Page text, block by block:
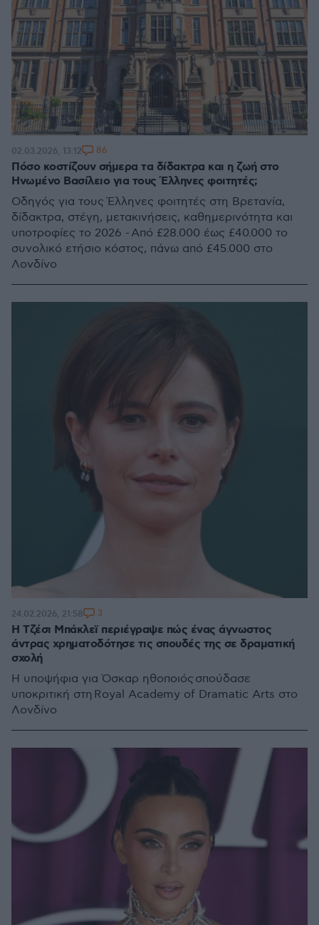
Πόσο κοστίζουν σήμερα τα δίδακτρα και η ζωή στο
Ηνωμένο Βασίλειο για τους Έλληνες φοιτητές;
Οδηγός για τους Έλληνες φοιτητές στη Βρετανία,
δίδακτρα, στέγη, μετακινήσεις, καθημερινότητα και
υποτροφίες το 2026 - Από £28.000 έως £40.000 το
συνολικό ετήσιο κόστος, πάνω από £45.000 στο
Λονδίνο
02.03.2026, 13:12 86
Η Τζέσι Μπάκλεϊ περιέγραψε πώς ένας άγνωστος
άντρας χρηματοδότησε τις σπουδές της σε δραματική
σχολή
Η υποψήφια για Όσκαρ ηθοποιός σπούδασε
υποκριτική στη Royal Academy of Dramatic Arts στο
Λονδίνο
24.02.2026, 21:58 3